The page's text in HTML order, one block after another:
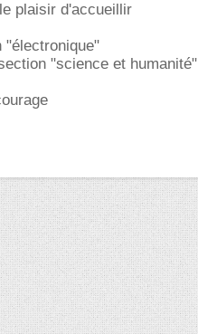
plaisir d'accueillir
"électronique"
"science et humanité"